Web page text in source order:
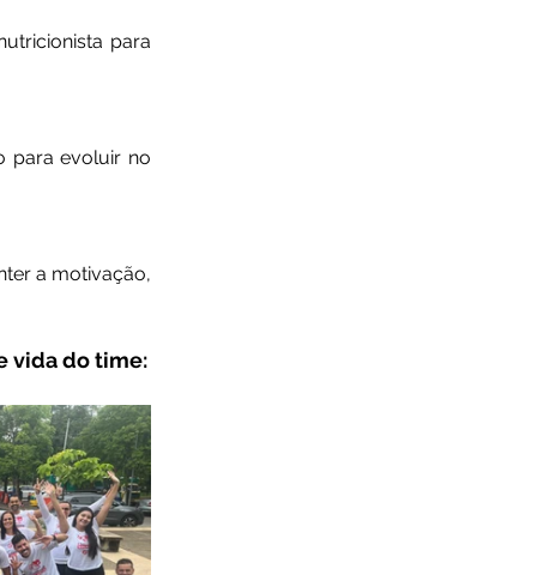
para
para evoluir no
a motivação,
vida do time: